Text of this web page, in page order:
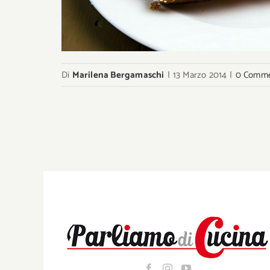
Di Marilena Bergamaschi | 13 Marzo 2014 | 0